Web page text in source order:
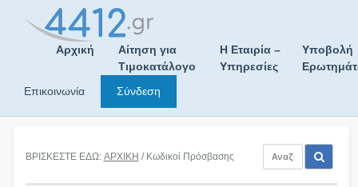
Αρχική
Αίτηση για
Τιμοκατάλογο
Η Εταιρία –
Υπηρεσίες
Υποβολή
Επικοινωνία
Σύνδεση
ΒΡΙΣΚΕΣΤΕ ΕΔΩ: ΑΡΧΙΚΗ / Κωδικοί Πρόσβασης